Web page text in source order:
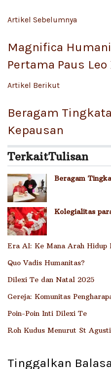
Artikel Sebelumnya
Magnifica
Pertama Paus Leo
Artikel Berikut
Beragam
Kepausan
TerkaitTulisan
Beragam
Kolegialitas
Era AI: Ke Mana Arah Hidup
Quo Vadis Humanitas?
Dilexi Te dan Natal 2025
Gereja: Komunitas
Poin-Poin Inti Dilexi Te
Roh Kudus Menurut St
Tinggalkan